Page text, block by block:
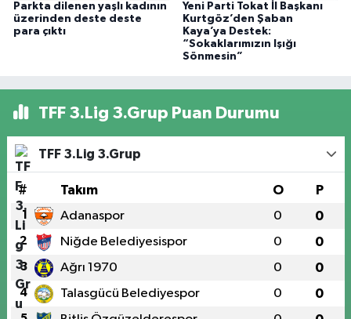
Parkta dilenen yaşlı kadının
üzerinden deste deste
para çıktı
Yeni Parti Tokat İl Başkanı
Kurtgöz’den Şaban
Kaya’ya Destek:
“Sokaklarımızın Işığı
Sönmesin”
TFF 3.Lig 3.Grup Puan Durumu
TFF 3.Lig 3.Grup
# Takım O P
1 Adanaspor 0 0
2 Niğde Belediyesispor 0 0
3 Ağrı 1970 0 0
4 Talasgücü Belediyespor 0 0